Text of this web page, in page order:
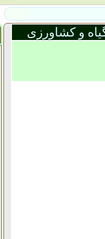
و کشاورزی